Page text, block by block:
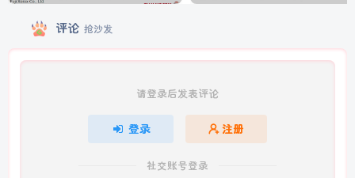
评论 抢沙发
请登录后发表评论
登录 注册
社交账号登录